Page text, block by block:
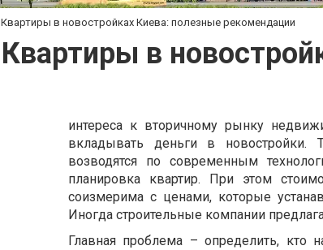
Квартиры в новостройках Киева: полезные рекомендации
Квартиры в
интереса к вторичному рынку
вкладывать деньги в новостройки.
возводятся по современным
планировка квартир. При этом
соизмерима с ценами, которые
Иногда строительные компании
Главная проблема – определить, кто